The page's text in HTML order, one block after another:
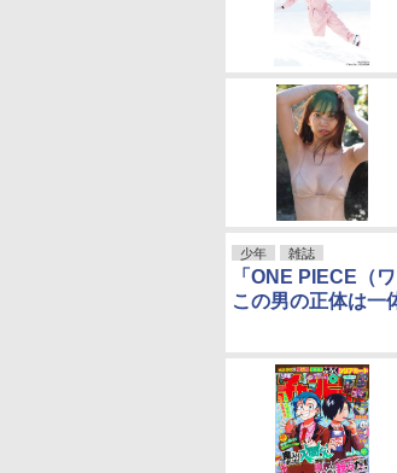
少年 雑誌
「ONE PIECE（
この男の正体は